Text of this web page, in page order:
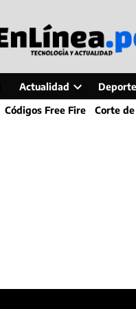
Actualidad
Open
dropdown
Códigos Free Fire Corte